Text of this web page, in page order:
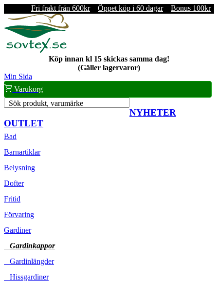
Fri frakt från 600kr Öppet köp i 60 dagar Bonus 100kr
Köp innan kl 15 skickas samma dag!
(Gäller lagervaror)
Min Sida
Varukorg
Sök produkt, varumärke
NYHETER
OUTLET
Bad
Barnartiklar
Belysning
Dofter
Fritid
Förvaring
Gardiner
Gardinkappor
Gardinlängder
Hissgardiner